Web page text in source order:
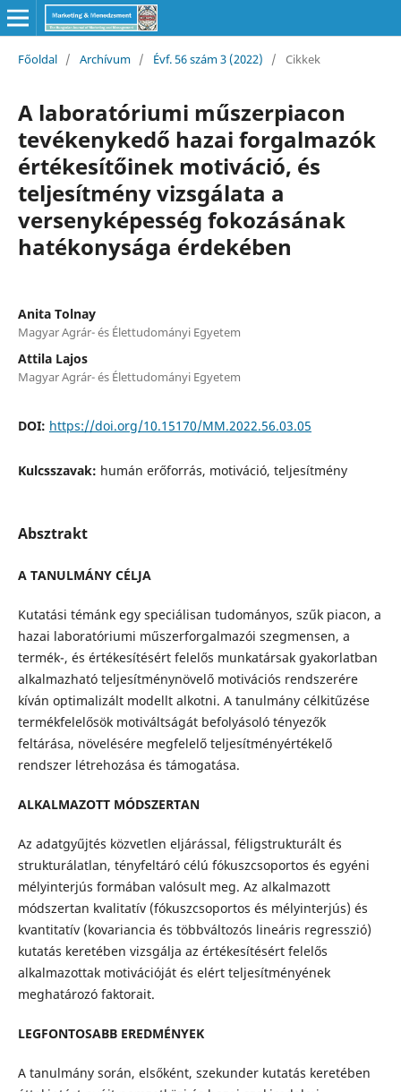
Főoldal / Archívum / Évf. 56 szám 3 (2022) / Cikkek
A laboratóriumi műszerpiacon
tevékenykedő hazai forgalmazók
értékesítőinek motiváció, és
teljesítmény vizsgálata a
versenyképesség fokozásának
hatékonysága érdekében
Anita Tolnay
Magyar Agrár- és Élettudományi Egyetem
Attila Lajos
Magyar Agrár- és Élettudományi Egyetem
DOI: https://doi.org/10.15170/MM.2022.56.03.05
Kulcsszavak: humán erőforrás, motiváció, teljesítmény
Absztrakt
A TANULMÁNY CÉLJA
Kutatási témánk egy speciálisan tudományos, szűk piacon, a
hazai laboratóriumi műszerforgalmazói szegmensen, a
termék-, és értékesítésért felelős munkatársak gyakorlatban
alkalmazható teljesítménynövelő motivációs rendszerére
kíván optimalizált modellt alkotni. A tanulmány célkitűzése
termékfelelősök motiváltságát befolyásoló tényezők
feltárása, növelésére megfelelő teljesítményértékelő
rendszer létrehozása és támogatása.
ALKALMAZOTT MÓDSZERTAN
Az adatgyűjtés közvetlen eljárással, féligstrukturált és
strukturálatlan, tényfeltáró célú fókuszcsoportos és egyéni
mélyinterjús formában valósult meg. Az alkalmazott
módszertan kvalitatív (fókuszcsoportos és mélyinterjús) és
kvantitatív (kovariancia és többváltozós lineáris regresszió)
kutatás keretében vizsgálja az értékesítésért felelős
alkalmazottak motivációját és elért teljesítményének
meghatározó faktorait.
LEGFONTOSABB EREDMÉNYEK
A tanulmány során, elsőként, szekunder kutatás keretében